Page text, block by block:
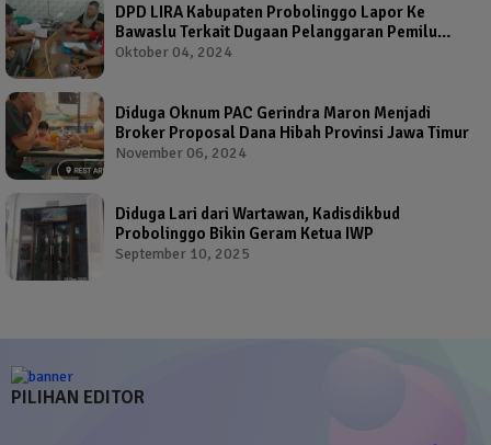
DPD LIRA Kabupaten Probolinggo Lapor Ke
Bawaslu Terkait Dugaan Pelanggaran Pemilu
Oleh Salah Satu Calon Wakil Bupati Probolinggo
Oktober 04, 2024
Diduga Oknum PAC Gerindra Maron Menjadi
Broker Proposal Dana Hibah Provinsi Jawa Timur
November 06, 2024
Diduga Lari dari Wartawan, Kadisdikbud
Probolinggo Bikin Geram Ketua IWP
September 10, 2025
PILIHAN EDITOR